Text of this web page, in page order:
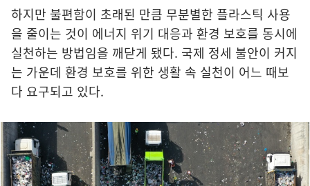
하지만 불편함이 초래된 만큼 무분별한 플라스틱 사용
을 줄이는 것이 에너지 위기 대응과 환경 보호를 동시에
실천하는 방법임을 깨닫게 됐다. 국제 정세 불안이 커지
는 가운데 환경 보호를 위한 생활 속 실천이 어느 때보
다 요구되고 있다.